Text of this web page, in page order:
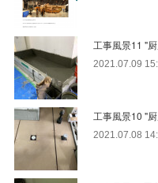
工事風景11 "
2021.07.09
工事風景10 "
2021.07.08